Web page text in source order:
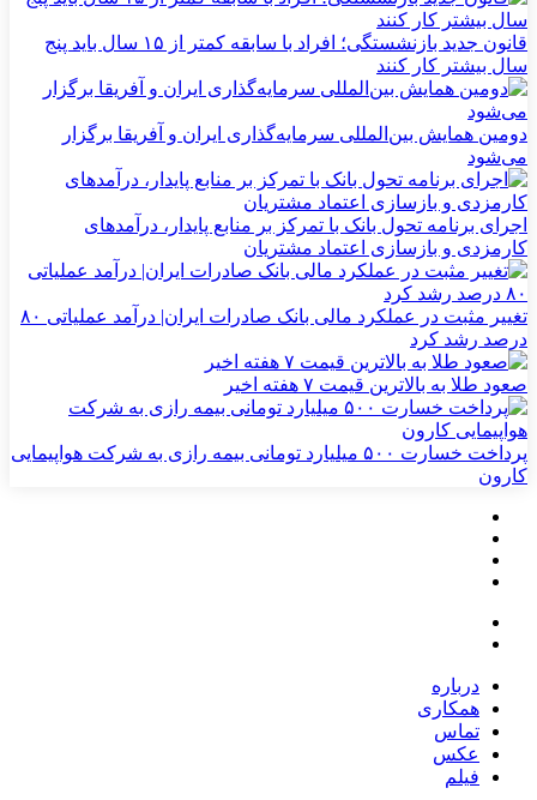
قانون جدید بازنشستگی؛ افراد با سابقه کمتر از ۱۵ سال باید پنج
سال بیشتر کار کنند
دومین همایش بین‌المللی سرمایه‌گذاری ایران و آفریقا برگزار
می‌شود
اجرای برنامه تحول بانک با تمرکز بر منابع پایدار، درآمدهای
کارمزدی و بازسازی اعتماد مشتریان
تغییر مثبت در عملکرد مالی بانک صادرات ایران| درآمد عملیاتی ۸۰
درصد رشد کرد
صعود طلا به بالاترین قیمت ۷ هفته اخیر
پرداخت خسارت ۵۰۰ میلیارد تومانی بیمه رازی به شرکت هواپیمایی
کارون
درباره
همکاری
تماس
عکس
فیلم